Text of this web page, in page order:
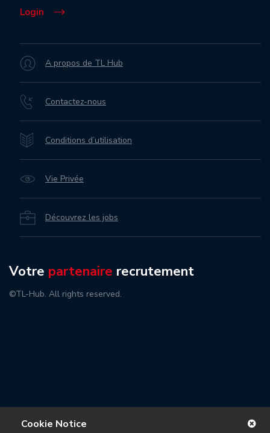
Login
A propos de TL Hub
Contactez-nous
Conditions d’utilisation
Vie Privée
Découvrez les jobs
Votre partenaire recrutement
©TL-Hub. All rights reserved.
Cookie Notice